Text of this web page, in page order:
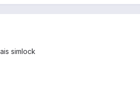
simlock